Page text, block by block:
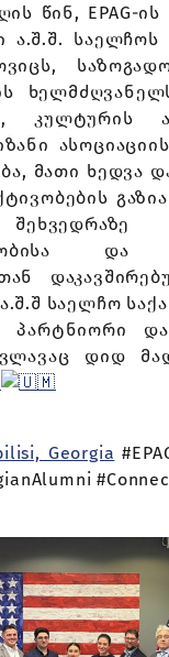
წინ, EPAG-
ა.შ.შ.
კულტურის
მათი ხედვა
და
საელჩო
და
დიდ
Georgia